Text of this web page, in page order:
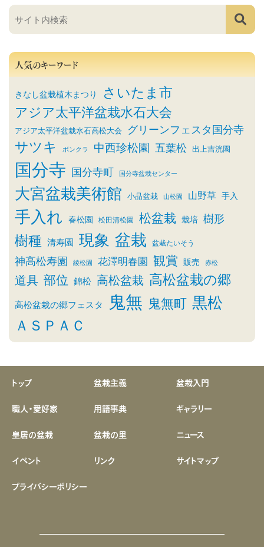
人気のキーワード
きなし盆栽植木まつり さいたま市
アジア太平洋盆栽水石大会
アジア太平洋盆栽水石高松大会 グリーンフェスタ国分寺
サツキ ボンクラ 中西珍松園 五葉松 出上吉洸園
国分寺 国分寺町 国分寺盆栽センター
大宮盆栽美術館 小品盆栽 山松園 山野草 手入
手入れ 春松園 松田清松園 松盆栽 栽培 樹形
樹種 清寿園 現象 盆栽 盆栽たいそう
神高松寿園 綾松園 花澤明春園 観賞 販売 赤松
道具 部位 錦松 高松盆栽 高松盆栽の郷
高松盆栽の郷フェスタ 鬼無 鬼無町 黒松
ＡＳＰＡＣ
トップ 盆栽主義
盆栽入門
職人・愛好家
用語事典
ギャラリー
皇居の盆栽
盆栽の里
ニュース
イベント
リンク
サイトマップ
プライバシーポリシー